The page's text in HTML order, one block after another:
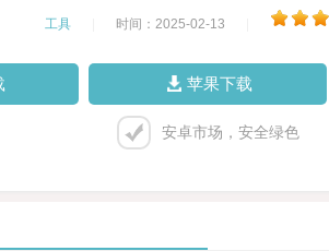
工具 时间：2025-02-13
苹果下载
安卓市场，安全绿色